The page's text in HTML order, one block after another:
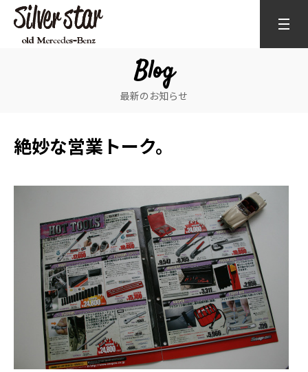
Blog
最新のお知らせ
絶妙な営業トーク。